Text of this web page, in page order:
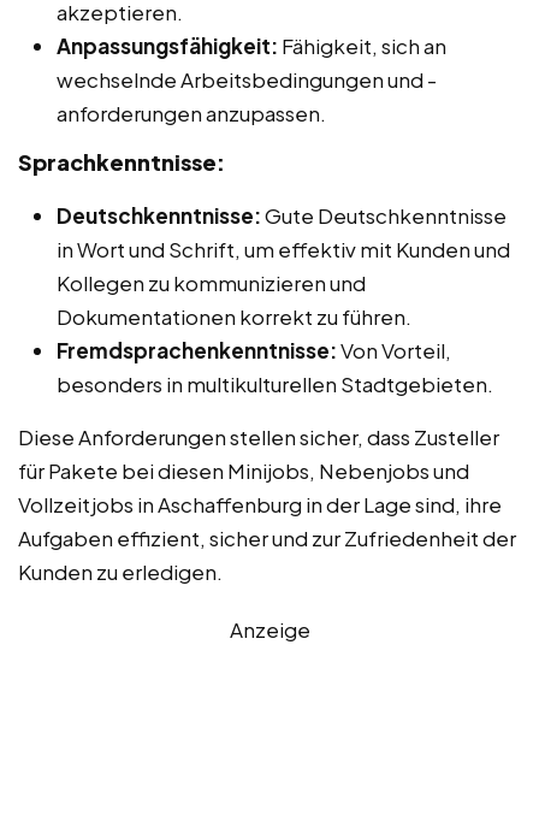
akzeptieren.
Anpassungsfähigkeit: Fähigkeit, sich an
wechselnde Arbeitsbedingungen und -
anforderungen anzupassen.
Sprachkenntnisse:
Deutschkenntnisse:Gute Deutschkenntnisse
in Wort und Schrift, um effektiv mit Kunden und
Kollegen zu kommunizieren und
Dokumentationen korrekt zu führen.
Fremdsprachenkenntnisse:Von Vorteil,
besonders in multikulturellen Stadtgebieten.
Diese Anforderungen stellen sicher, dass Zusteller
für Pakete bei diesen Minijobs, Nebenjobs und
Vollzeitjobs in Aschaffenburg in der Lage sind, ihre
Aufgaben effizient, sicher und zur Zufriedenheit der
Kunden zu erledigen.
Anzeige